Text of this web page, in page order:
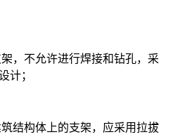
，不允许进行焊接和钻孔，采
计；
结构体上的支架，应采用拉拔